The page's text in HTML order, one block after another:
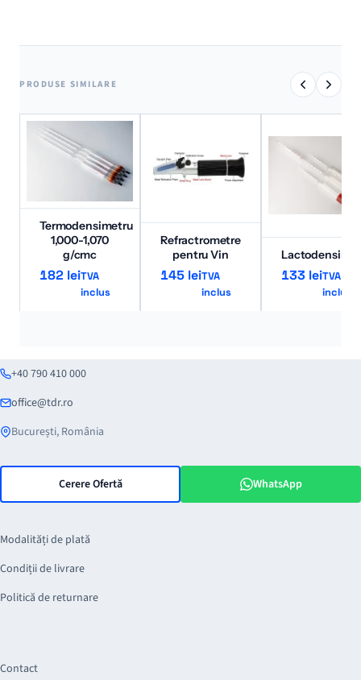
PRODUSE SIMILARE
Termodensimetru
1,000-1,070
g/cmc
182 leiTVA
inclus
Refractrometre
pentru Vin
145 leiTVA
inclus
133 leiTVA
inclus
+40 790 410 000
office@tdr.ro
București, România
Cerere Ofertă WhatsApp
Modalități de plată
Condiții de livrare
Politică de returnare
Contact